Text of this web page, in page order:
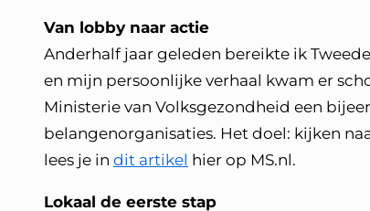
Van lobby naar actie
Anderhalf jaar geleden bereikte ik
en mijn persoonlijke verhaal kwam er
Ministerie van Volksgezondheid een
belangenorganisaties. Het doel: kijken
lees je in dit artikel hier op MS.nl.
Lokaal de eerste stap